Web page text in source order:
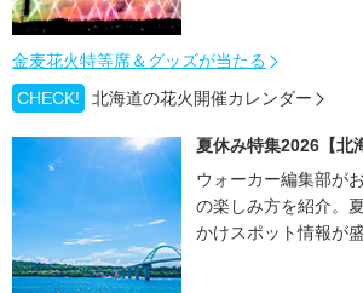
金麦花火特等席＆グッズが当たる
CHECK!
北海道の花火開催カレンダー
夏休み特集2026【北
ウォーカー編集部が
の楽しみ方を紹介。
かけスポット情報が